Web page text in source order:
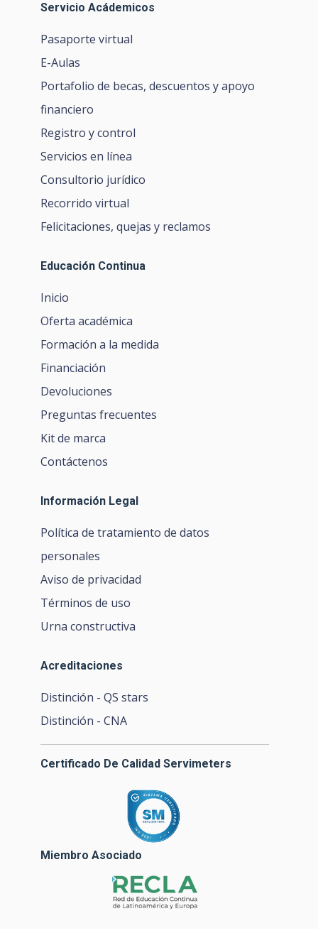
Servicio Acádemicos
Pasaporte virtual
E-Aulas
Portafolio de becas, descuentos y apoyo
financiero
Registro y control
Servicios en línea
Consultorio jurídico
Recorrido virtual
Felicitaciones, quejas y reclamos
Educación Continua
Inicio
Oferta académica
Formación a la medida
Financiación
Devoluciones
Preguntas frecuentes
Kit de marca
Contáctenos
Información Legal
Política de tratamiento de datos
personales
Aviso de privacidad
Términos de uso
Urna constructiva
Acreditaciones
Distinción - QS stars
Distinción - CNA
Certificado De Calidad Servimeters
Miembro Asociado